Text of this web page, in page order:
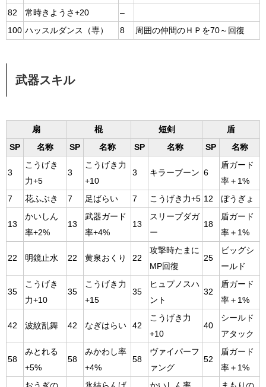
82
常時きようさ+20
–
100 ハッスルダンス（専） 8 周囲の仲間のＨＰを70～回復
武器スキル
扇 棍 短剣
盾
SP
名称 SP 名称 SP 名称 SP 名称
3
こうげき
力+5
3
こうげき力
+10
3 キラーブーン 6
盾ガード
率＋1%
7
花ふぶき 7 足ばらい 7 こうげき力+5 12 ぼうぎょ
13
かいしん
率+2%
13
武器ガード
率+4%
13
スリープダガ
ー
18
盾ガード
率＋1%
22 明鏡止水 22 黄泉おくり 22
攻撃時たまに
MP回復
25
ビッグシ
ールド
35
こうげき
力+10
35
こうげき力
+15
35
ヒュプノスハ
ント
32
盾ガード
率＋1%
42 波紋乱舞 42 なぎはらい 42
こうげき力
+10
40
シールド
アタック
58
みとれる
+5%
58
みかわし率
+4%
58
ヴァイパーフ
ァング
52
盾ガード
率＋1%